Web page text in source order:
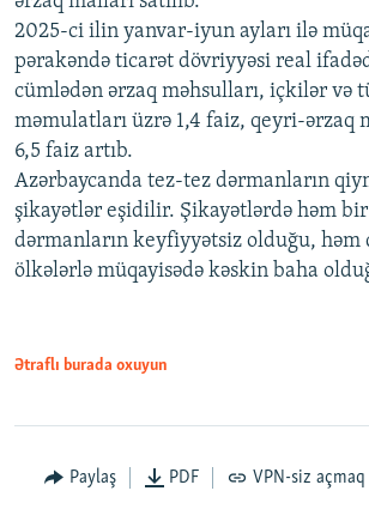
2025-ci ilin yanvar-iyun ayları ilə
pərakəndə ticarət dövriyyəsi real
cümlədən ərzaq məhsulları, içkilər və
məmulatları üzrə 1,4 faiz, qeyri-ərzaq
6,5 faiz artıb.
Azərbaycanda tez-tez dərmanların
şikayətlər eşidilir. Şikayətlərdə həm
dərmanların keyfiyyətsiz olduğu, həm
ölkələrlə müqayisədə kəskin baha
Ətraflı burada oxuyun
Paylaş PDF VPN-siz açmaq